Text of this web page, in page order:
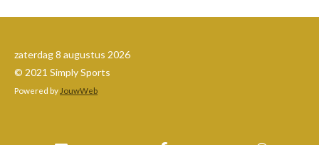
zaterdag 8 augustus 2026
© 2021 Simply Sports
Powered by JouwWeb